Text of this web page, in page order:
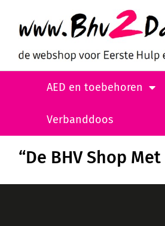
AED en toebehoren
Verbanddoos
“De BHV Shop Met